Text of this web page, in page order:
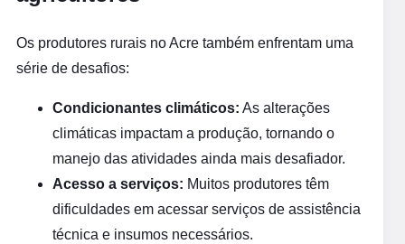
Os produtores rurais no Acre também enfrentam uma
série de desafios:
Condicionantes climáticos: As alterações
climáticas impactam a produção, tornando o
manejo das atividades ainda mais desafiador.
Acesso a serviços: Muitos produtores têm
dificuldades em acessar serviços de assistência
técnica e insumos necessários.